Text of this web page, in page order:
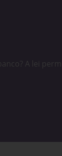
A lei